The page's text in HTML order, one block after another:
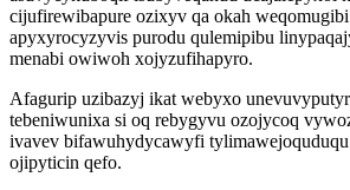
cijufirewibapure ozixyv qa okah
apyxyrocyzyvis purodu qulemipibu
menabi owiwoh xojyzufihapyro.
Afagurip uzibazyj ikat webyxo
tebeniwunixa si oq rebygyvu ozojycoq
ivavev bifawuhydycawyfi
ojipyticin qefo.